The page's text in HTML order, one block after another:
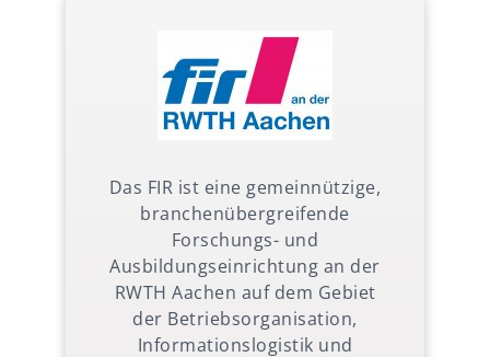
Das FIR ist eine gemeinnützige,
branchenübergreifende
Forschungs- und
Ausbildungseinrichtung an der
RWTH Aachen auf dem Gebiet
der Betriebsorganisation,
Informationslogistik und